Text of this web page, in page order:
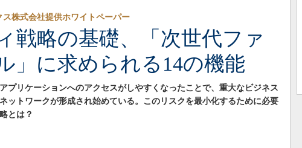
系システム
戦略の基礎、「次世代ファ
」に求められる14の機能
株式会社提供ホワイトペーパー
プリケーションへのアクセスがしやすくなったことで、重大なビジネス
ットワークが形成され始めている。このリスクを最小化するために必要
とは？